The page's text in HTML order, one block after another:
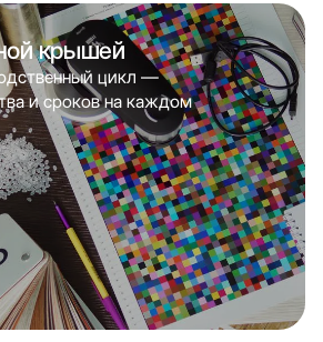
крышей
цикл —
и сроков на каждом